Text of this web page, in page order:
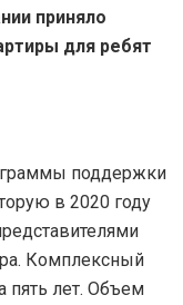
приняло
для ребят
поддержки
в 2020 году
Комплексный
пять лет. Объем